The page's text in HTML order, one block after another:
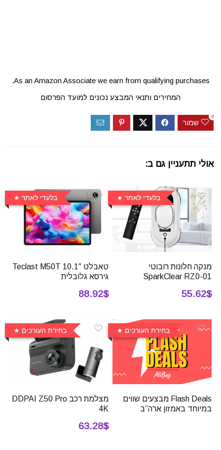
As an Amazon Associate we earn from qualifying purchases.
המחירים ותנאי המבצע נכונים למועד הפרסום
שמור
0
אולי תתעניין גם ב:
בלעדי לאתר
מנקה חלונות רובוטי
SparkClear RZ0-01
55.62$
בלעדי לאתר
טאבלט 10.1″ Teclast M50T
גירסא גלובלית
88.92$
בחירת העורכים
Flash Deals מבצעים שווים
במיוחד באמזון ארה”ב
בחירת העורכים
מצלמת רכב DDPAI Z50 Pro
4K
63.28$